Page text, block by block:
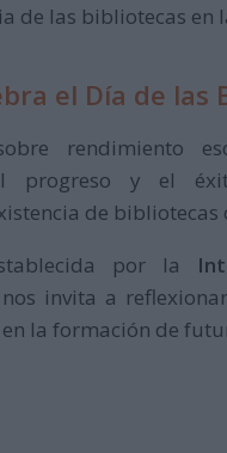
de las bibliotecas en
el Día de las
rendimiento
progreso y el
de
por la
invita a
la formación de